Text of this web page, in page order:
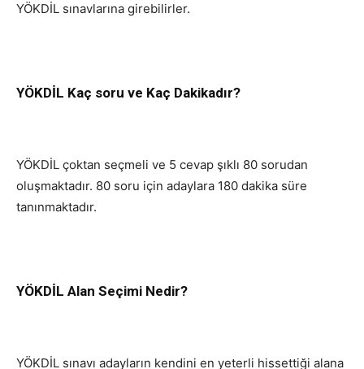
YÖKDİL sınavlarına girebilirler.
YÖKDİL Kaç soru ve Kaç Dakikadır?
YÖKDİL çoktan seçmeli ve 5 cevap şıklı 80 sorudan
oluşmaktadır. 80 soru için adaylara 180 dakika süre
tanınmaktadır.
YÖKDİL Alan Seçimi Nedir?
YÖKDİL sınavı adayların kendini en yeterli hissettiği alana